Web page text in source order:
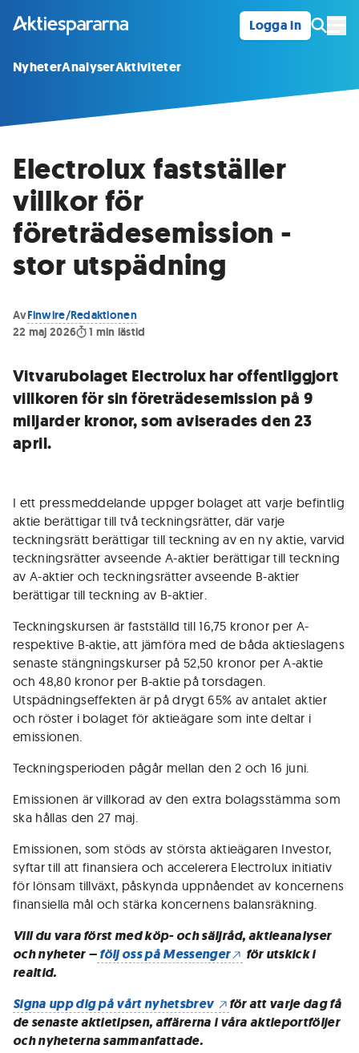
Logga in
NyheterAnalyserAktiviteter
Electrolux fastställer
villkor för
företrädesemission -
stor utspädning
AvFinwire/Redaktionen
22 maj 2026
1 min lästid
Vitvarubolaget Electrolux har offentliggjort
villkoren för sin företrädesemission på 9
miljarder kronor, som aviserades den 23
april.
I ett pressmeddelande uppger bolaget att varje befintlig
aktie berättigar till två teckningsrätter, där varje
teckningsrätt berättigar till teckning av en ny aktie, varvid
teckningsrätter avseende A-aktier berättigar till teckning
av A-aktier och teckningsrätter avseende B-aktier
berättigar till teckning av B-aktier.
Teckningskursen är fastställd till 16,75 kronor per A-
respektive B-aktie, att jämföra med de båda aktieslagens
senaste stängningskurser på 52,50 kronor per A-aktie
och 48,80 kronor per B-aktie på torsdagen.
Utspädningseffekten är på drygt 65% av antalet aktier
och röster i bolaget för aktieägare som inte deltar i
emissionen.
Teckningsperioden pågår mellan den 2 och 16 juni.
Emissionen är villkorad av den extra bolagsstämma som
ska hållas den 27 maj.
Emissionen, som stöds av största aktieägaren Investor,
syftar till att finansiera och accelerera Electrolux initiativ
för lönsam tillväxt, påskynda uppnåendet av koncernens
finansiella mål och stärka koncernens balansräkning.
Vill du vara först med köp- och säljråd, aktieanalyser
och nyheter –följ oss på Messenger
för utskick i
realtid.
Signa upp dig på vårt nyhetsbrev
för att varje dag få
de senaste aktietipsen, affärerna i våra aktieportföljer
och nyheterna sammanfattade.